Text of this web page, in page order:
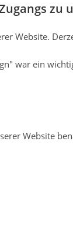
zu
Website.
war ein
Website